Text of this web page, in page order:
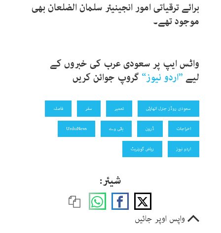
برائے ترقیاتی امور انجینیئر سلمان الضلعان بھی
موجود تھے۔
واٹس ایپ پر سعودی عرب کیخبروں کے
لیے”اردو نیوز“گروپ جوائن کریں
سعودی روڈز جنرل اتھارٹی تعمیر سفر فاصلہ
اخراجات ڈرون ہائی وے UrduNews
اردو نیوز ریاض گورنریٹ
شیئر:
واپس اوپر جائیں